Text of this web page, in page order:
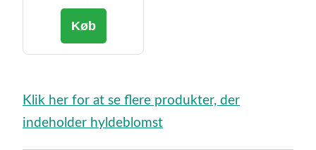
Køb
Klik her for at se flere produkter, der
indeholder hyldeblomst